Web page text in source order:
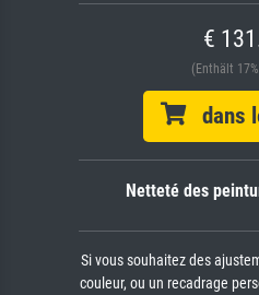
€
(Enthält
dans
Netteté des
Si vous souhaitez des
couleur, ou un recadrage